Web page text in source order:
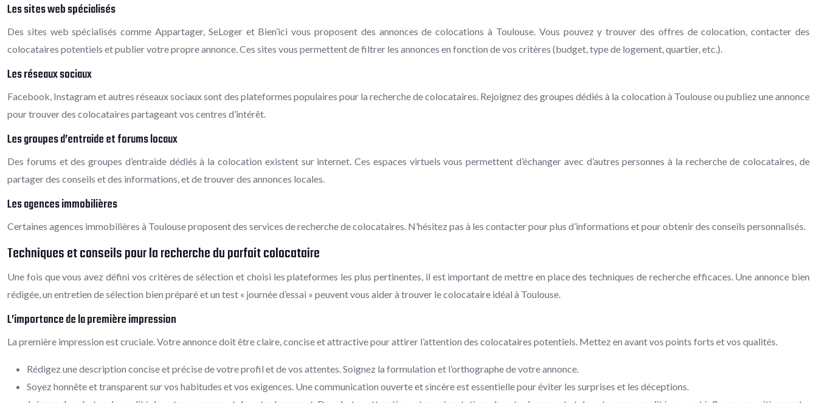
Les sites web spécialisés
Des sites web spécialisés comme Appartager, SeLoger et Bien’ici vous proposent des annonces de colocations à Toulouse. Vous pouvez y trouver des offres de colocation, contacter des
colocataires potentiels et publier votre propre annonce. Ces sites vous permettent de filtrer les annonces en fonction de vos critères (budget, type de logement, quartier, etc.).
Les réseaux sociaux
Facebook, Instagram et autres réseaux sociaux sont des plateformes populaires pour la recherche de colocataires. Rejoignez des groupes dédiés à la colocation à Toulouse ou publiez une annonce
pour trouver des colocataires partageant vos centres d’intérêt.
Les groupes d’entraide et forums locaux
Des forums et des groupes d’entraide dédiés à la colocation existent sur internet. Ces espaces virtuels vous permettent d’échanger avec d’autres personnes à la recherche de colocataires, de
partager des conseils et des informations, et de trouver des annonces locales.
Les agences immobilières
Certaines agences immobilières à Toulouse proposent des services de recherche de colocataires. N’hésitez pas à les contacter pour plus d’informations et pour obtenir des conseils personnalisés.
Techniques et conseils pour la recherche du parfait colocataire
Une fois que vous avez défini vos critères de sélection et choisi les plateformes les plus pertinentes, il est important de mettre en place des techniques de recherche efficaces. Une annonce bien
rédigée, un entretien de sélection bien préparé et un test « journée d’essai » peuvent vous aider à trouver le colocataire idéal à Toulouse.
L’importance de la première impression
La première impression est cruciale. Votre annonce doit être claire, concise et attractive pour attirer l’attention des colocataires potentiels. Mettez en avant vos points forts et vos qualités.
Rédigez une description concise et précise de votre profil et de vos attentes. Soignez la formulation et l’orthographe de votre annonce.
Soyez honnête et transparent sur vos habitudes et vos exigences. Une communication ouverte et sincère est essentielle pour éviter les surprises et les déceptions.